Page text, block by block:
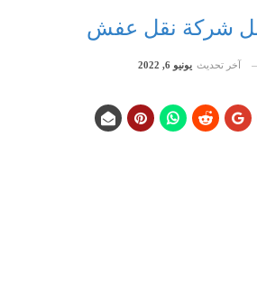
شركة نقل عفش
آخر تحديث يونيو 6, 2022